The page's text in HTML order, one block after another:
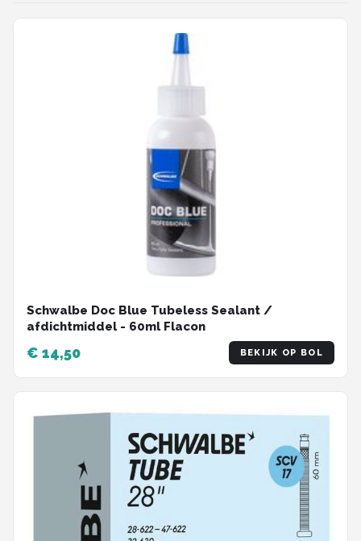
Schwalbe Doc Blue Tubeless Sealant /
afdichtmiddel - 60ml Flacon
€ 14,50 BEKIJK OP BOL